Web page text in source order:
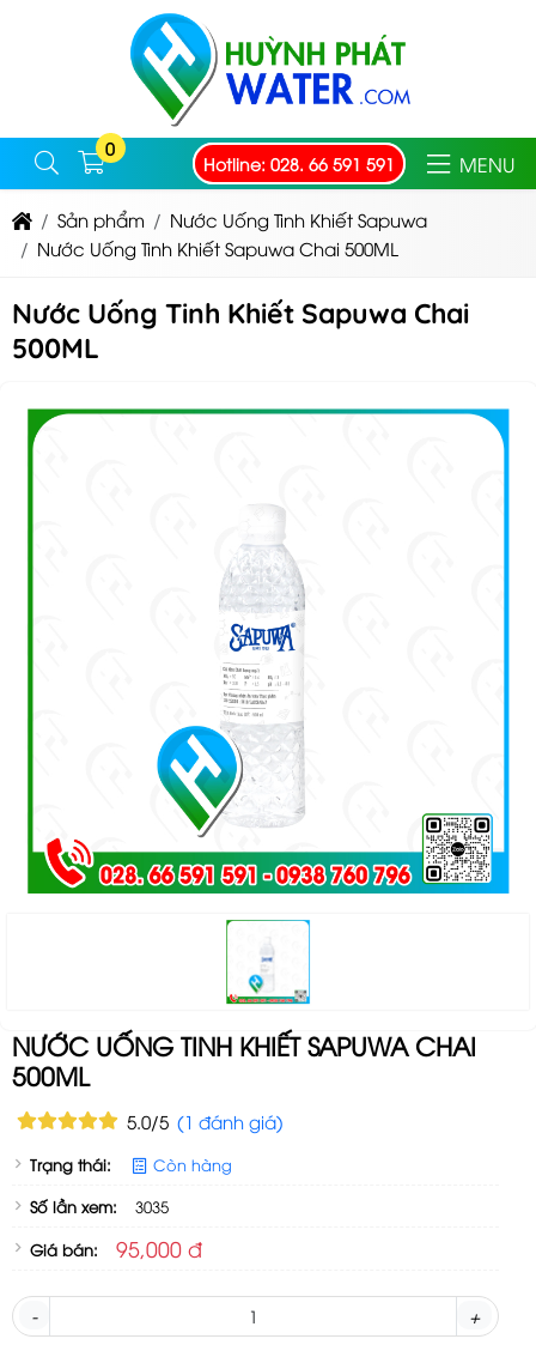
0
Hotline: 028. 66 591 591 MENU
Sản phẩm
Nước Uống Tinh Khiết Sapuwa
Nước Uống Tinh Khiết Sapuwa Chai 500ML
Nước Uống Tinh Khiết Sapuwa Chai
500ML
NƯỚC UỐNG TINH KHIẾT SAPUWA CHAI
500ML
5.0/5 (1 đánh giá)
Trạng thái:
Còn hàng
Số lần xem:
3035
Giá bán:
95,000 đ
- +